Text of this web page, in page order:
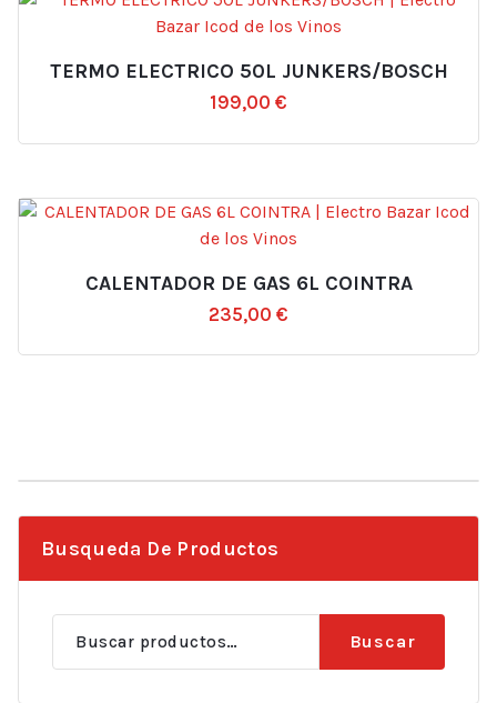
TERMO ELECTRICO 50L JUNKERS/BOSCH
199,00 €
CALENTADOR DE GAS 6L COINTRA
235,00 €
Busqueda De Productos
Buscar
Buscar